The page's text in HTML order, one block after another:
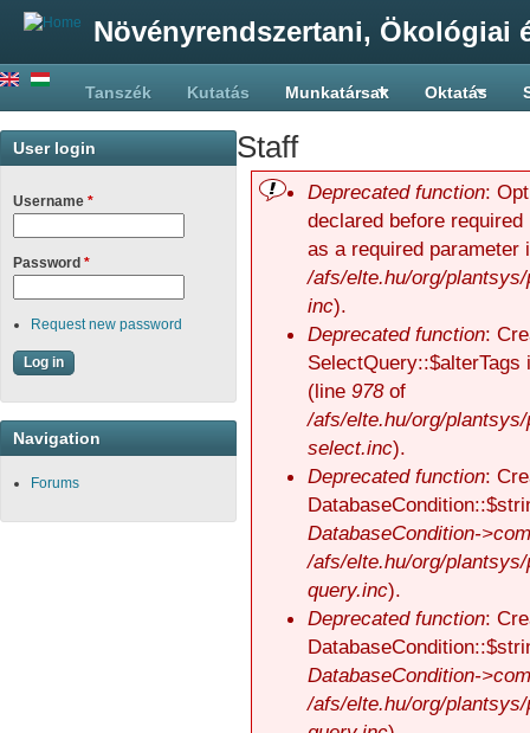
Növényrendszertani, Ökológiai
Staff
Error message
Deprecated function:
declared before
as a required parameter
/afs/elte.hu/org/
inc).
Deprecated function:
(line 978of
/afs/elte.hu/org/
select.inc).
Deprecated function:
DatabaseCondition-
/afs/elte.hu/org/
query.inc).
Deprecated function:
DatabaseCondition-
/afs/elte.hu/org/
Tanszék Kutatás Munkatársak Oktatás
User login
Username *
Password *
Request new password
Navigation
Forums